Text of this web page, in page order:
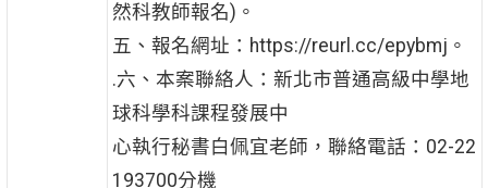
然科教師報名)。
五、報名網址：https://reurl.cc/epybmj。
.六、本案聯絡人：新北市普通高級中學地
球科學科課程發展中
心執行秘書白佩宜老師，聯絡電話：02-22
193700分機